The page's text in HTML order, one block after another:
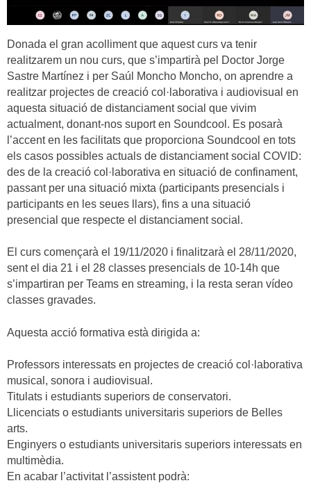
Donada el gran acolliment que aquest curs va tenir
realitzarem un nou curs, que s’impartirà pel Doctor Jorge
Sastre Martínez i per Saúl Moncho Moncho, on aprendre a
realitzar projectes de creació col·laborativa i audiovisual en
aquesta situació de distanciament social que vivim
actualment, donant-nos suport en Soundcool. Es posarà
l’accent en les facilitats que proporciona Soundcool en tots
els casos possibles actuals de distanciament social COVID:
des de la creació col·laborativa en situació de confinament,
passant per una situació mixta (participants presencials i
participants en les seues llars), fins a una situació
presencial que respecte el distanciament social.
El curs començarà el 19/11/2020 i finalitzarà el 28/11/2020,
sent el dia 21 i el 28 classes presencials de 10-14h que
s’impartiran per Teams en streaming, i la resta seran vídeo
classes gravades.
Aquesta acció formativa està dirigida a:
Professors interessats en projectes de creació col·laborativa
musical, sonora i audiovisual.
Titulats i estudiants superiors de conservatori.
Llicenciats o estudiants universitaris superiors de Belles
arts.
Enginyers o estudiants universitaris superiors interessats en
multimèdia.
En acabar l’activitat l’assistent podrà: